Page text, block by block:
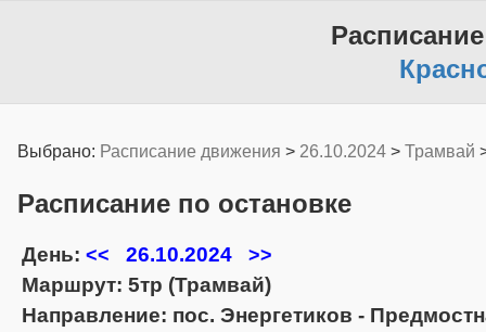
Выбрано: Расписание движения > 26.10.2024 > Трамвай
Расписание по остановке
День: << 26.10.2024 >>
Маршрут: 5тр (Трамвай)
Направление: пос. Энергетиков -